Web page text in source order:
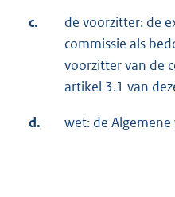
c.
de voorzitter: de
commissie als
voorzitter van de
artikel 3.1 van
d. wet: de